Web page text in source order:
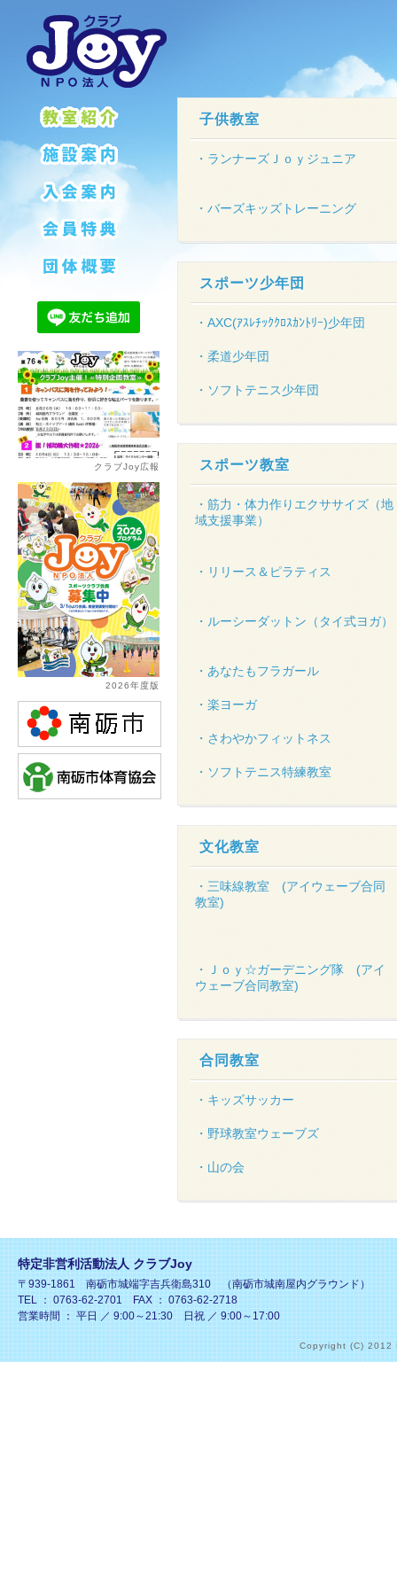
子供教室
・ランナーズＪｏｙジュニア
・バーズキッズトレーニング
スポーツ少年団
・AXC(ｱｽﾚﾁｯｸｸﾛｽｶﾝﾄﾘｰ)少年団
・柔道少年団
・ソフトテニス少年団
スポーツ教室
・筋力・体力作りエクササイズ（地
域支援事業）
・リリース＆ピラティス
・ルーシーダットン（タイ式ヨガ）
・あなたもフラガール
・楽ヨーガ
・さわやかフィットネス
・ソフトテニス特練教室
文化教室
・三味線教室 (アイウェーブ合同
教室)
・Ｊｏｙ☆ガーデニング隊 (アイ
ウェーブ合同教室)
合同教室
・キッズサッカー
・野球教室ウェーブズ
・山の会
クラブJoy広報
2026年度版
特定非営利活動法人 クラブJoy
〒939-1861 南砺市城端字吉兵衛島310 （南砺市城南屋内グラウンド）
TEL ： 0763-62-2701 FAX ： 0763-62-2718
営業時間 ： 平日 ／ 9:00～21:30 日祝 ／ 9:00～17:00
Copyright (C) 2012